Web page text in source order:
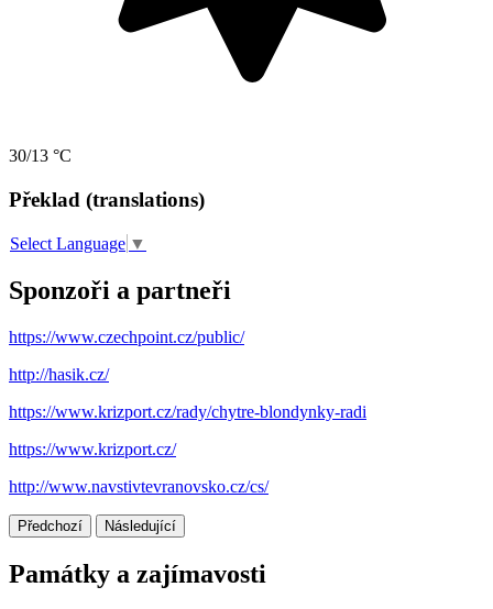
30/13 °C
Překlad (translations)
Select Language ▼
Sponzoři a partneři
https://www.czechpoint.cz/public/
http://hasik.cz/
https://www.krizport.cz/rady/chytre-blondynky-radi
https://www.krizport.cz/
http://www.navstivtevranovsko.cz/cs/
Předchozí Následující
Památky a zajímavosti